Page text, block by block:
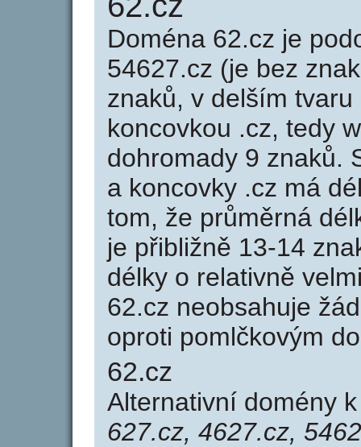
Doména 62.cz je
54627.cz (je bez
znaků, v delším
koncovkou .cz, tedy
dohromady 9 znaků.
a koncovky .cz má
tom, že průměrná
je přibližně 13-14
délky o relativně
62.cz neobsahuje
oproti pomlčkovým
62.cz
Alternativní domény
627.cz, 4627.cz,